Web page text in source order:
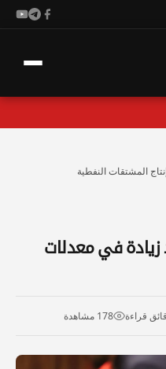
سيشهد زيادة في معدلات
178 مشاهدة